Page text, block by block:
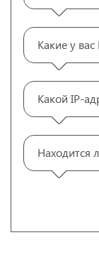
Какие у
Какой IP-
Находится